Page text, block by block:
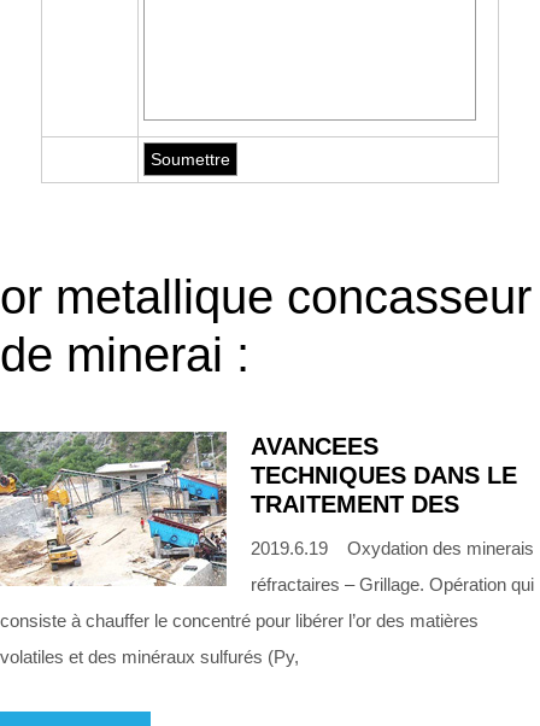
or metallique concasseur
de minerai :
AVANCEES
TECHNIQUES DANS LE
TRAITEMENT DES
2019.6.19 Oxydation des minerais
réfractaires – Grillage. Opération qui
consiste à chauffer le concentré pour libérer l’or des matières
volatiles et des minéraux sulfurés (Py,